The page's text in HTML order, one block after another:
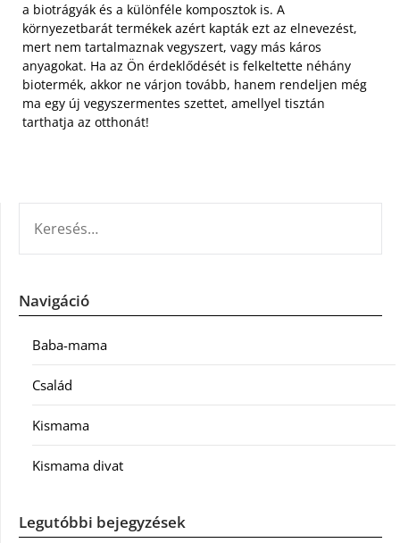
a biotrágyák és a különféle komposztok is. A
környezetbarát termékek azért kapták ezt az elnevezést,
mert nem tartalmaznak vegyszert, vagy más káros
anyagokat. Ha az Ön érdeklődését is felkeltette néhány
biotermék, akkor ne várjon tovább, hanem rendeljen még
ma egy új vegyszermentes szettet, amellyel tisztán
tarthatja az otthonát!
Navigáció
Baba-mama
Család
Kismama
Kismama divat
Legutóbbi bejegyzések